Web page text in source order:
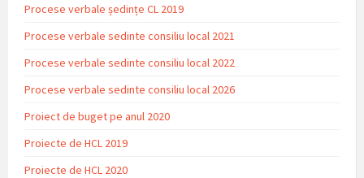
Procese verbale ședințe CL 2019
Procese verbale sedinte consiliu local 2021
Procese verbale sedinte consiliu local 2022
Procese verbale sedinte consiliu local 2026
Proiect de buget pe anul 2020
Proiecte de HCL 2019
Proiecte de HCL 2020